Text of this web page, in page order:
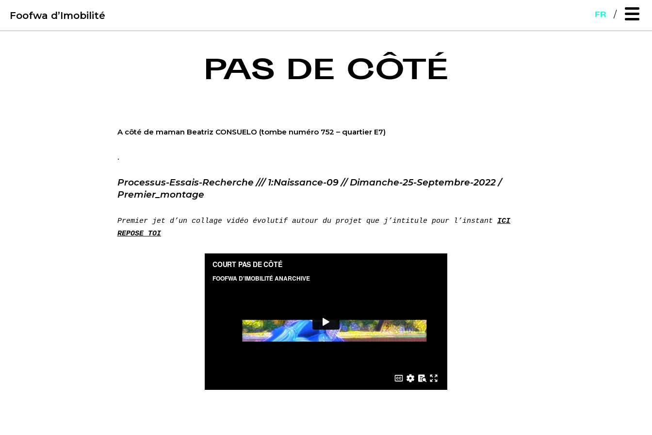
Foofwa d’Imobilité FR
PAS DE CÔTÉ
A côté de maman Beatriz CONSUELO (tombe numéro 752 – quartier E7)
.
Processus-Essais-Recherche /// 1:Naissance-09 // Dimanche-25-Septembre-2022 /
Premier_montage
Premier jet d’un collage vidéo évolutif autour du projet que j’intitule pour l’instant ICI
REPOSE TOI